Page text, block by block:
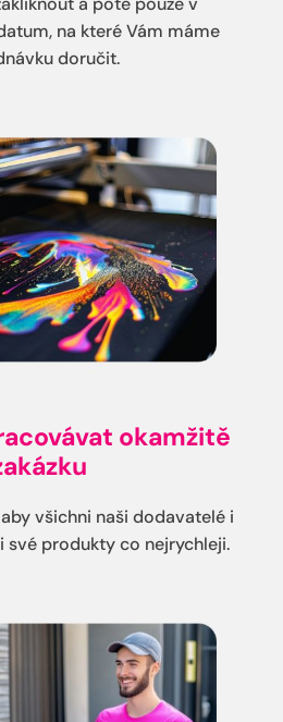
na které Vám máme
doručit.
okamžitě
všichni naši dodavatelé i
své produkty co nejrychleji.